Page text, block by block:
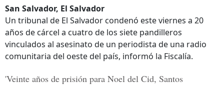
San Salvador, El Salvador
Un tribunal de El Salvador condenó este viernes a 20
años de cárcel a cuatro de los siete pandilleros
vinculados al asesinato de un periodista de una radio
comunitaria del oeste del país, informó la Fiscalía.
'Veinte años de prisión para Noel del Cid, Santos